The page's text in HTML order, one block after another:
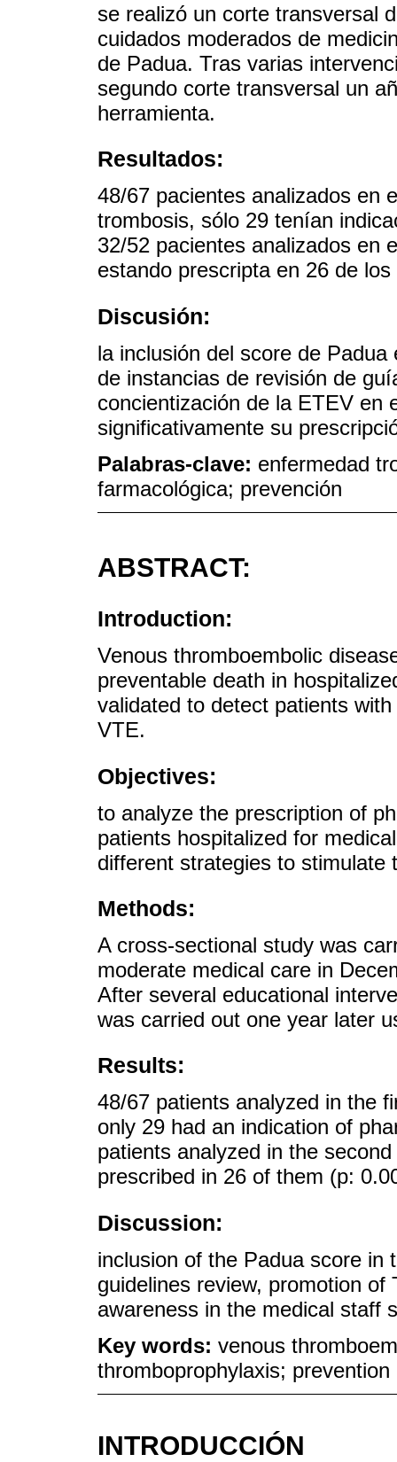
se realizó un corte transversal
cuidados moderados de
de Padua. Tras varias
segundo corte transversal un
herramienta.
Resultados:
48/67 pacientes analizados en
trombosis, sólo 29 tenían
32/52 pacientes analizados en
estando prescripta en 26 de
Discusión:
la inclusión del score de
de instancias de revisión de
concientización de la ETEV en
significativamente su
Palabras-clave: enfermedad
farmacológica; prevención
ABSTRACT:
Introduction:
Venous thromboembolic
preventable death in
validated to detect patients
VTE.
Objectives:
to analyze the prescription of
patients hospitalized for
different strategies to stimulate
Methods:
A cross-sectional study was
moderate medical care in
After several educational
was carried out one year later
Results:
48/67 patients analyzed in the
only 29 had an indication of
patients analyzed in the
prescribed in 26 of them (p:
Discussion:
inclusion of the Padua score in
guidelines review, promotion
awareness in the medical staff
Key words: venous
thromboprophylaxis; prevention
INTRODUCCIÓN